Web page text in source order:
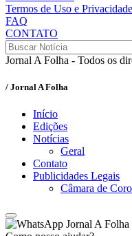
Termos de Uso e Privacidade
FAQ
CONTATO
Jornal A Folha - Todos os
/ Jornal A Folha
Início
Edições
Notícias
Geral
Contato
Publicidades Legais
Câmara de
Jornal A Folha